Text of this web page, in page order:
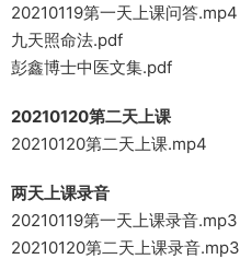
20210119第一天上课问答.mp4
九天照命法.pdf
彭鑫博士中医文集.pdf
20210120第二天上课
20210120第二天上课.mp4
两天上课录音
20210119第一天上课录音.mp3
20210120第二天上课录音.mp3